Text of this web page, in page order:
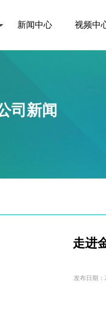
新闻中心 视频中
司新闻
走进
发布日期：